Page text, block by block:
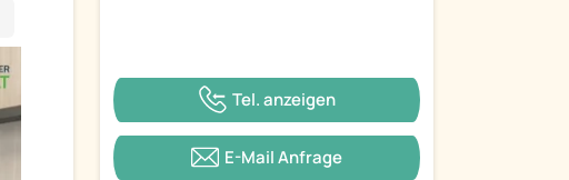
Tel. anzeigen
E-Mail Anfrage